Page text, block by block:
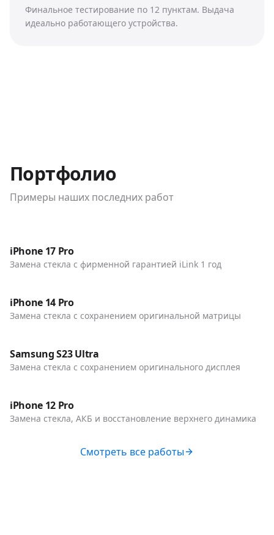
Финальное тестирование по 12 пунктам. Выдача
идеально работающего устройства.
Портфолио
Примеры наших последних работ
Телефоны
iPhone 17 Pro
Замена стекла с фирменной гарантией iLink 1 год
Телефоны
До / После
iPhone 14 Pro
Замена стекла с сохранением оригинальной матрицы
Телефоны
До / После
Samsung S23 Ultra
Замена стекла с сохранением оригинального дисплея
Телефоны
До / После
iPhone 12 Pro
Замена стекла, АКБ и восстановление верхнего динамика
Смотреть все работы